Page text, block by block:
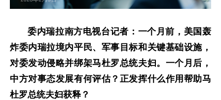
委内瑞拉南方电视台记者：一个月前，美国轰
炸委内瑞拉境内平民、军事目标和关键基础设施，
对委发动侵略并绑架马杜罗总统夫妇。一个月后，
中方对事态发展有何评估？正发挥什么作用帮助马
杜罗总统夫妇获释？